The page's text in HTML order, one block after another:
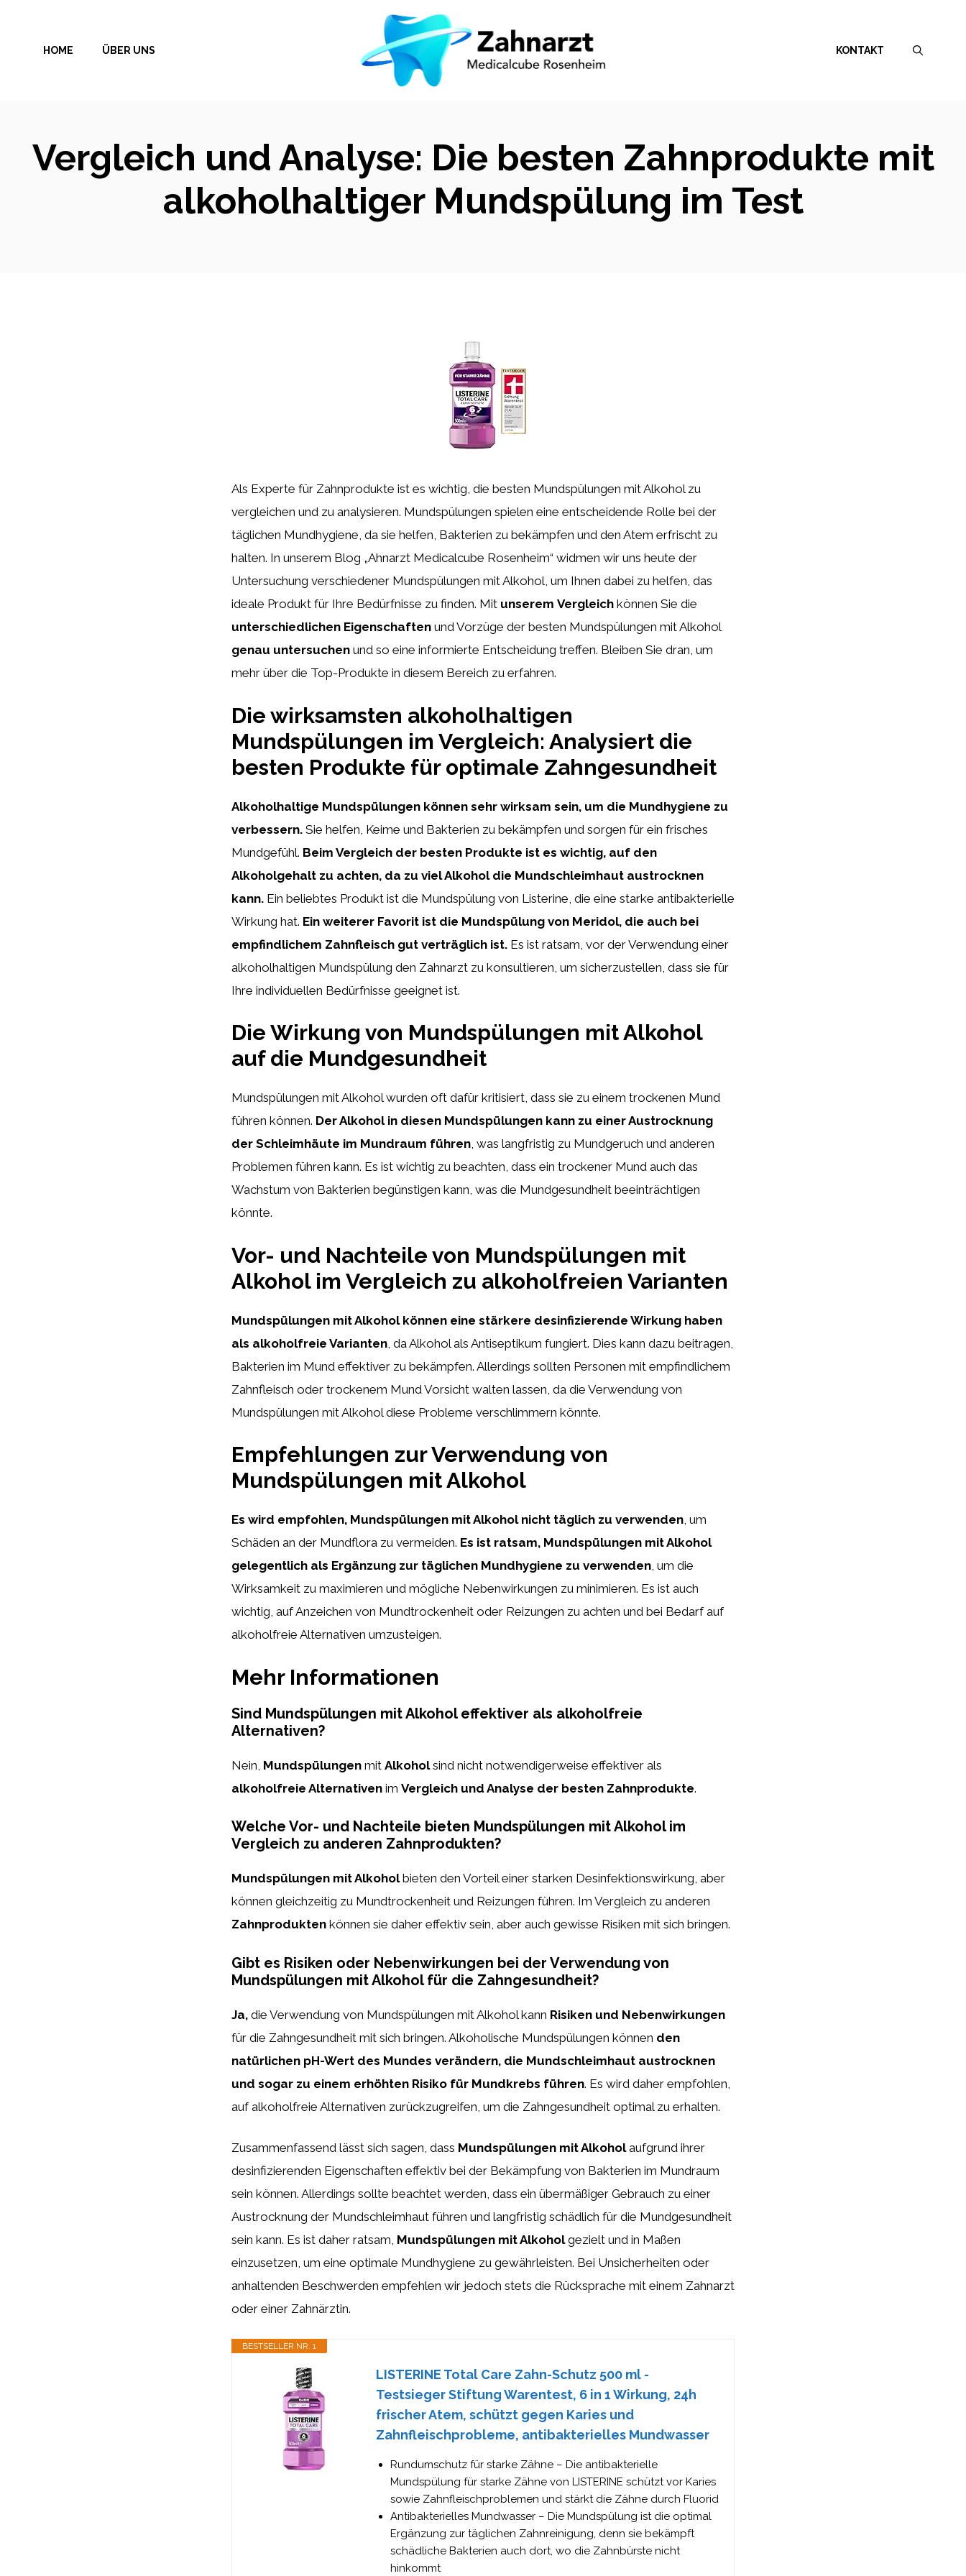
springenHOME ÜBER UNS KONTAKT
Vergleich und Analyse: Die besten Zahnprodukte mit
alkoholhaltiger Mundspülung im Test
Als Experte für Zahnprodukte ist es wichtig, die besten Mundspülungen mit Alkohol zu
vergleichen und zu analysieren. Mundspülungen spielen eine entscheidende Rolle bei der
täglichen Mundhygiene, da sie helfen, Bakterien zu bekämpfen und den Atem erfrischt zu
halten. In unserem Blog „Ahnarzt Medicalcube Rosenheim“ widmen wir uns heute der
Untersuchung verschiedener Mundspülungen mit Alkohol, um Ihnen dabei zu helfen, das
ideale Produkt für Ihre Bedürfnisse zu finden. Mit unserem Vergleich können Sie die
unterschiedlichen Eigenschaften und Vorzüge der besten Mundspülungen mit Alkohol
genau untersuchen und so eine informierte Entscheidung treffen. Bleiben Sie dran, um
mehr über die Top-Produkte in diesem Bereich zu erfahren.
Die wirksamsten alkoholhaltigen
Mundspülungen im Vergleich: Analysiert die
besten Produkte für optimale Zahngesundheit
Alkoholhaltige Mundspülungen können sehr wirksam sein, um die Mundhygiene zu
verbessern. Sie helfen, Keime und Bakterien zu bekämpfen und sorgen für ein frisches
Mundgefühl. Beim Vergleich der besten Produkte ist es wichtig, auf den
Alkoholgehalt zu achten, da zu viel Alkohol die Mundschleimhaut austrocknen
kann. Ein beliebtes Produkt ist die Mundspülung von Listerine, die eine starke antibakterielle
Wirkung hat. Ein weiterer Favorit ist die Mundspülung von Meridol, die auch bei
empfindlichem Zahnfleisch gut verträglich ist. Es ist ratsam, vor der Verwendung einer
alkoholhaltigen Mundspülung den Zahnarzt zu konsultieren, um sicherzustellen, dass sie für
Ihre individuellen Bedürfnisse geeignet ist.
Die Wirkung von Mundspülungen mit Alkohol
auf die Mundgesundheit
Mundspülungen mit Alkohol wurden oft dafür kritisiert, dass sie zu einem trockenen Mund
führen können. Der Alkohol in diesen Mundspülungen kann zu einer Austrocknung
der Schleimhäute im Mundraum führen, was langfristig zu Mundgeruch und anderen
Problemen führen kann. Es ist wichtig zu beachten, dass ein trockener Mund auch das
Wachstum von Bakterien begünstigen kann, was die Mundgesundheit beeinträchtigen
könnte.
Vor- und Nachteile von Mundspülungen mit
Alkohol im Vergleich zu alkoholfreien Varianten
Mundspülungen mit Alkohol können eine stärkere desinfizierende Wirkung haben
als alkoholfreie Varianten , da Alkohol als Antiseptikum fungiert. Dies kann dazu beitragen,
Bakterien im Mund effektiver zu bekämpfen. Allerdings sollten Personen mit empfindlichem
Zahnfleisch oder trockenem Mund Vorsicht walten lassen, da die Verwendung von
Mundspülungen mit Alkohol diese Probleme verschlimmern könnte.
Empfehlungen zur Verwendung von
Mundspülungen mit Alkohol
Es wird empfohlen, Mundspülungen mit Alkohol nicht täglich zu verwenden, um
Schäden an der Mundflora zu vermeiden. Es ist ratsam, Mundspülungen mit Alkohol
gelegentlich als Ergänzung zur täglichen Mundhygiene zu verwenden, um die
Wirksamkeit zu maximieren und mögliche Nebenwirkungen zu minimieren. Es ist auch
wichtig, auf Anzeichen von Mundtrockenheit oder Reizungen zu achten und bei Bedarf auf
alkoholfreie Alternativen umzusteigen.
Mehr Informationen
Sind Mundspülungen mit Alkohol effektiver als alkoholfreie
Alternativen?
Nein, Mundspülungen mit Alkoholsind nicht notwendigerweise effektiver als
alkoholfreie Alternativen im Vergleich und Analyse der besten Zahnprodukte.
Welche Vor- und Nachteile bieten Mundspülungen mit Alkohol im
Vergleich zu anderen Zahnprodukten?
Mundspülungen mit Alkoholbieten den Vorteil einer starken Desinfektionswirkung, aber
können gleichzeitig zu Mundtrockenheit und Reizungen führen. Im Vergleich zu anderen
Zahnprodukten können sie daher effektiv sein, aber auch gewisse Risiken mit sich bringen.
Gibt es Risiken oder Nebenwirkungen bei der Verwendung von
Mundspülungen mit Alkohol für die Zahngesundheit?
Ja, die Verwendung von Mundspülungen mit Alkohol kann Risiken und Nebenwirkungen
für die Zahngesundheit mit sich bringen. Alkoholische Mundspülungen können den
natürlichen pH-Wert des Mundes verändern, die Mundschleimhaut austrocknen
und sogar zu einem erhöhten Risiko für Mundkrebs führen. Es wird daher empfohlen,
auf alkoholfreie Alternativen zurückzugreifen, um die Zahngesundheit optimal zu erhalten.
Zusammenfassend lässt sich sagen, dass Mundspülungen mit Alkoholaufgrund ihrer
desinfizierenden Eigenschaften effektiv bei der Bekämpfung von Bakterien im Mundraum
sein können. Allerdings sollte beachtet werden, dass ein übermäßiger Gebrauch zu einer
Austrocknung der Mundschleimhaut führen und langfristig schädlich für die Mundgesundheit
sein kann. Es ist daher ratsam, Mundspülungen mit Alkoholgezielt und in Maßen
einzusetzen, um eine optimale Mundhygiene zu gewährleisten. Bei Unsicherheiten oder
anhaltenden Beschwerden empfehlen wir jedoch stets die Rücksprache mit einem Zahnarzt
oder einer Zahnärztin.
BESTSELLER NR. 1
LISTERINE Total Care Zahn-Schutz 500 ml -
Testsieger Stiftung Warentest, 6 in 1 Wirkung, 24h
frischer Atem, schützt gegen Karies und
Zahnfleischprobleme, antibakterielles Mundwasser
Rundumschutz für starke Zähne – Die antibakterielle
Mundspülung für starke Zähne von LISTERINE schützt vor Karies
sowie Zahnfleischproblemen und stärkt die Zähne durch Fluorid
Antibakterielles Mundwasser – Die Mundspülung ist die optimal
Ergänzung zur täglichen Zahnreinigung, denn sie bekämpft
schädliche Bakterien auch dort, wo die Zahnbürste nicht
hinkommt